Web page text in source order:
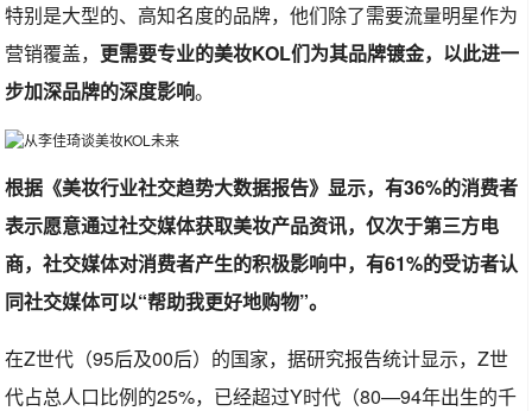
特别是大型的、高知名度的品牌，他们除了需要流量明星作为
营销覆盖， 更需要专业的美妆KOL们为其品牌镀金，以此进一
步加深品牌的深度影响。
根据 《美妆行业社交趋势大数据报告》显示，有36%的消费者
表示愿意通过社交媒体获取美妆产品资讯，仅次于第三方电
商，社交媒体对消费者产生的积极影响中，有61%的受访者认
同社交媒体可以“帮助我更好地购物”。
在Z世代（95后及00后）的国家，据研究报告统计显示，Z世
代占总人口比例的25%，已经超过Y时代（80—94年出生的千